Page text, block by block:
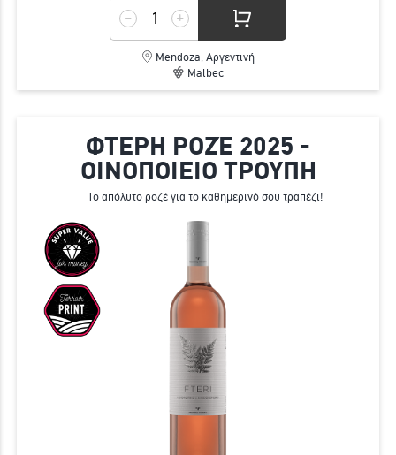
Mendoza, Αργεντινή
Malbec
ΦΤΕΡΗ ΡΟΖΈ 2025 -
ΟΙΝΟΠΟΙΕΙΟ ΤΡΟΥΠΗ
Το απόλυτο ροζέ για το καθημερινό σου τραπέζι!